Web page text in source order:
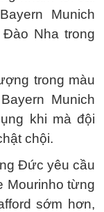
Munich
Nha trong
trong màu
Munich
khi mà đội
chội.
Đức yêu cầu
Mourinho từng
sớm hơn,